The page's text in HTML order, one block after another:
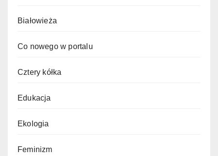
Białowieża
Co nowego w portalu
Cztery kółka
Edukacja
Ekologia
Feminizm